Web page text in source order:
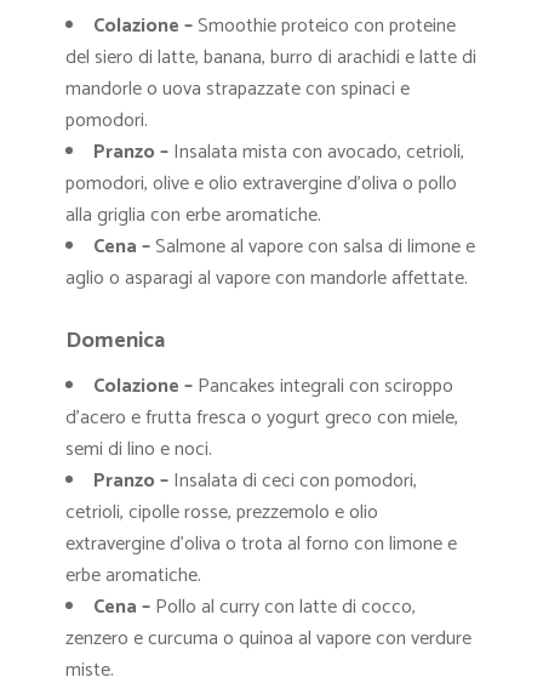
Colazione –Smoothie proteico con proteine ​​
del siero di latte, banana, burro di arachidi e latte di
mandorle o uova strapazzate con spinaci e
pomodori.
Pranzo –Insalata mista con avocado, cetrioli,
pomodori, olive e olio extravergine d’oliva o pollo
alla griglia con erbe aromatiche.
Cena –Salmone al vapore con salsa di limone e
aglio o asparagi al vapore con mandorle affettate.
Domenica
Colazione –Pancakes integrali con sciroppo
d’acero e frutta fresca o yogurt greco con miele,
semi di lino e noci.
Pranzo –Insalata di ceci con pomodori,
cetrioli, cipolle rosse, prezzemolo e olio
extravergine d’oliva o trota al forno con limone e
erbe aromatiche.
Cena –Pollo al curry con latte di cocco,
zenzero e curcuma o quinoa al vapore con verdure
miste.